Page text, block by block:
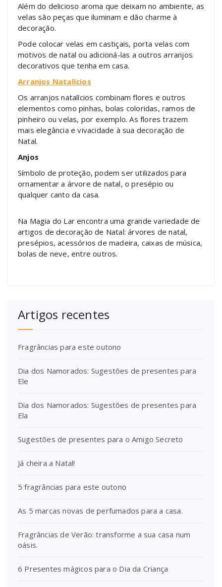
Além do delicioso aroma que deixam no ambiente, as
velas são peças que iluminam e dão charme à
decoração.
Pode colocar velas em castiçais, porta velas com
motivos de natal ou adicioná-las a outros arranjos
decorativos que tenha em casa.
Arranjos Natalícios
Os arranjos natalícios combinam flores e outros
elementos como pinhas, bolas coloridas, ramos de
pinheiro ou velas, por exemplo. As flores trazem
mais elegância e vivacidade à sua decoração de
Natal.
Anjos
Símbolo de proteção, podem ser utilizados para
ornamentar a árvore de natal, o presépio ou
qualquer canto da casa.
Na Magia do Lar encontra uma grande variedade de
artigos de decoração de Natal: árvores de natal,
presépios, acessórios de madeira, caixas de música,
bolas de neve, entre outros.
Artigos recentes
Fragrâncias para este outono
Dia dos Namorados: Sugestões de presentes para
Ele
Dia dos Namorados: Sugestões de presentes para
Ela
Sugestões de presentes para o Amigo Secreto
Já cheira a Natal!
5 fragrâncias para este outono
As 5 marcas novas de perfumados para a casa.
Fragrâncias de Verão: transforme a sua casa num
oásis.
6 Presentes mágicos para o Dia da Criança